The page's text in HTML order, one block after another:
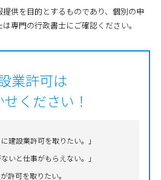
供を目的とするものであり、個別の申
専門の行政書士にご確認ください。
業許可は
ください！
建設業許可を取りたい。」
いと仕事がもらえない。」
許可を取りたい。